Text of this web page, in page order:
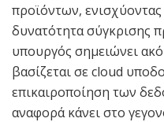
προϊόντων, ενισχύοντας
δυνατότητα σύγκρισης
υπουργός σημειώνει
βασίζεται σε cloud
επικαιροποίηση των
αναφορά κάνει στο